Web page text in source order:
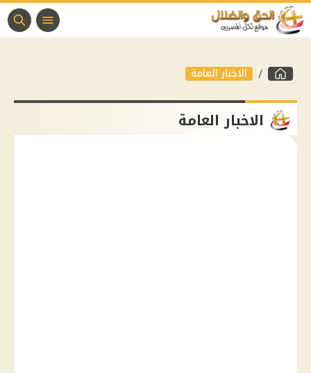
الاخبار العامة
الاخبار العامة